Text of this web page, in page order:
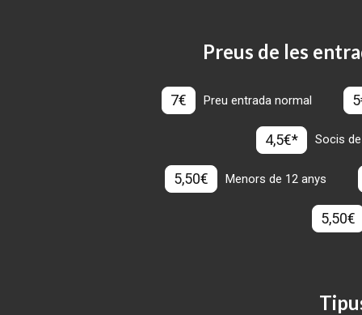
Preus de les
7€ Preu entrada normal
4,5€* Socis
5,50€ Menors de 12 anys
5,50€